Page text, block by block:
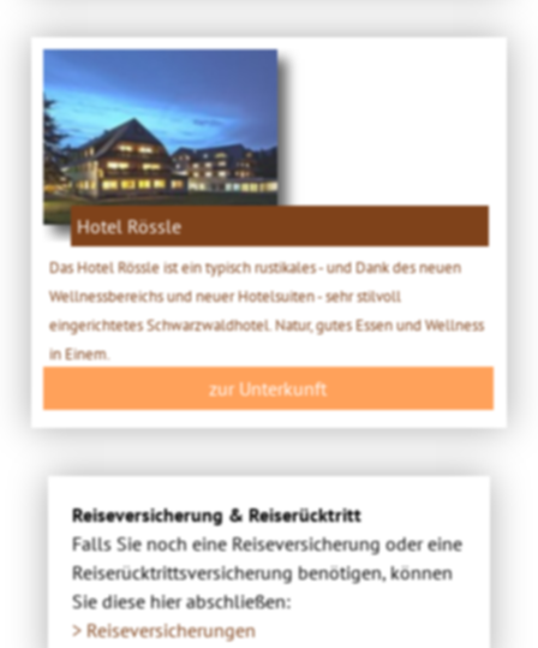
Hotel Rössle
Das Hotel Rössle ist ein typisch rustikales - und Dank des neuen
Wellnessbereichs und neuer Hotelsuiten - sehr stilvoll
eingerichtetes Schwarzwaldhotel. Natur, gutes Essen und Wellness
in Einem.
zur Unterkunft
Reiseversicherung & Reiserücktritt
Falls Sie noch eine Reiseversicherung oder eine
Reiserücktrittsversicherung benötigen, können
Sie diese hier abschließen:
> Reiseversicherungen